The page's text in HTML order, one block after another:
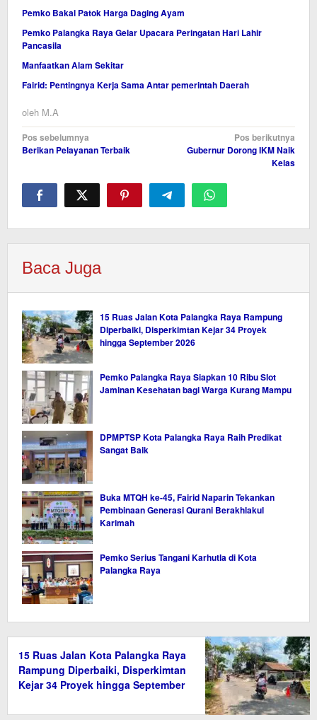
Pemko Bakal Patok Harga Daging Ayam
Pemko Palangka Raya Gelar Upacara Peringatan Hari Lahir
Pancasila
Manfaatkan Alam Sekitar
Fairid: Pentingnya Kerja Sama Antar pemerintah Daerah
oleh M.A
Navigasi
pos
Pos sebelumnya
Berikan Pelayanan Terbaik
Pos berikutnya
Gubernur Dorong IKM Naik
Kelas
Baca Juga
15 Ruas Jalan Kota Palangka Raya Rampung
Diperbaiki, Disperkimtan Kejar 34 Proyek
hingga September 2026
Pemko Palangka Raya Siapkan 10 Ribu Slot
Jaminan Kesehatan bagi Warga Kurang Mampu
DPMPTSP Kota Palangka Raya Raih Predikat
Sangat Baik
Buka MTQH ke-45, Fairid Naparin Tekankan
Pembinaan Generasi Qurani Berakhlakul
Karimah
Pemko Serius Tangani Karhutla di Kota
Palangka Raya
15 Ruas Jalan Kota Palangka Raya
Rampung Diperbaiki, Disperkimtan
Kejar 34 Proyek hingga September